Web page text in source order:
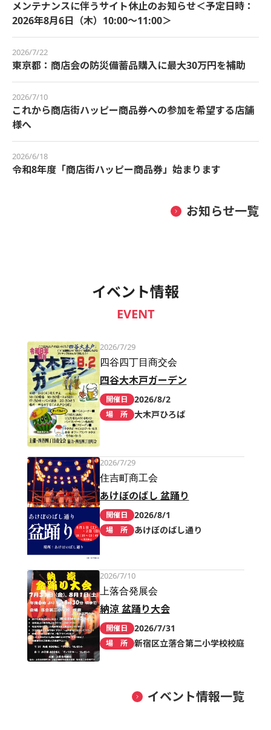
メンテナンスに伴うサイト休止のお知らせ＜予定日時：
2026年8月6日（木）10:00～11:00＞
2026/7/22
東京都：商店会の防災備蓄品購入に最大30万円を補助
2026/7/10
これから商店街ハッピー商品券への参加を希望する店舗
様へ
2026/6/18
令和8年度「商店街ハッピー商品券」始まります
お知らせ一覧
イベント情報
EVENT
2026/7/29
四谷四丁目商交会
四谷大木戸ガーデン
開催日 2026/8/2
場 所 大木戸ひろば
2026/7/29
住吉町商工会
あけぼのばし 盆踊り
開催日 2026/8/1
場 所 あけぼのばし通り
2026/7/10
上落合発展会
納涼 盆踊り大会
開催日 2026/7/31
場 所 新宿区立落合第二小学校校庭
イベント情報一覧